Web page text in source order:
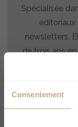
Consentement
Spécialisée
éditoriaux
newsletters.
de trois ans